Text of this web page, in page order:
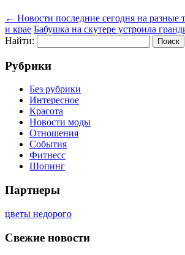
← Новости последние сегодня на разные
и крае Бабушка на скутере устроила
Найти:
Рубрики
Без рубрики
Интересное
Красота
Новости моды
Отношения
События
Фитнесс
Шопинг
Партнеры
цветы недорого
Свежие новости